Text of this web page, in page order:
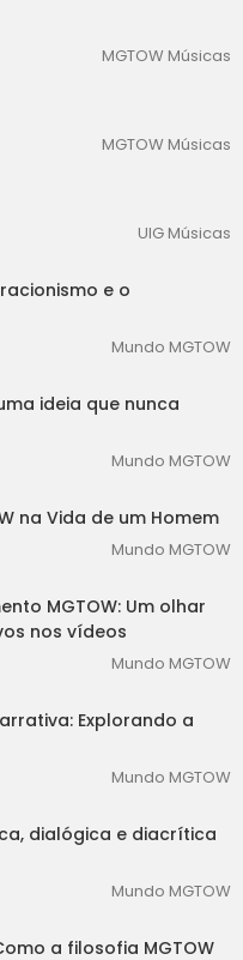
MGTOW Músicas
MGTOW Músicas
UIG Músicas
e o
Mundo MGTOW
ideia que nunca
Mundo MGTOW
na Vida de um Homem
Mundo MGTOW
MGTOW: Um olhar
nos vídeos
Mundo MGTOW
Explorando a
Mundo MGTOW
dialógica e diacrítica
Mundo MGTOW
a filosofia MGTOW